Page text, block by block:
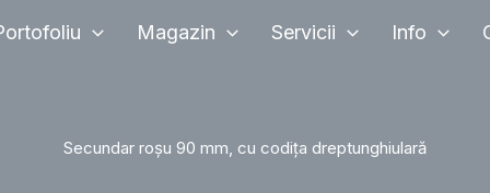
Magazin Servicii Info
Secundar roșu 90 mm, cu codița dreptunghiulară
Secundar
cu